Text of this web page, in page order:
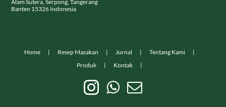
CV. Diva Maju Bersama
Produk
Kontak